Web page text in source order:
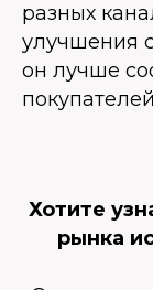
разных
улучшения
он лучше
Хотите
рынка